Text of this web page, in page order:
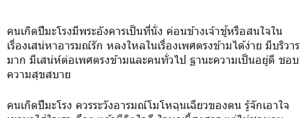
คนเกิดปีมะโรงมีพระอังคารเป็นที่นั่ง ค่อนข้างเจ้าชู้หรือสนใจใน
เรื่องเสน่หาอารมณ์รัก หลงใหลในเรื่องเพศตรงข้ามได้ง่าย มีบริวาร
มาก มีเสน่ห์ต่อเพศตรงข้ามและคนทั่วไป ฐานะความเป็นอยู่ดี ชอบ
ความสุขสบาย
คนเกิดปีมะโรง ควรระวังอารมณ์โมโหฉุนเฉียวของตน รู้จักเอาใจ